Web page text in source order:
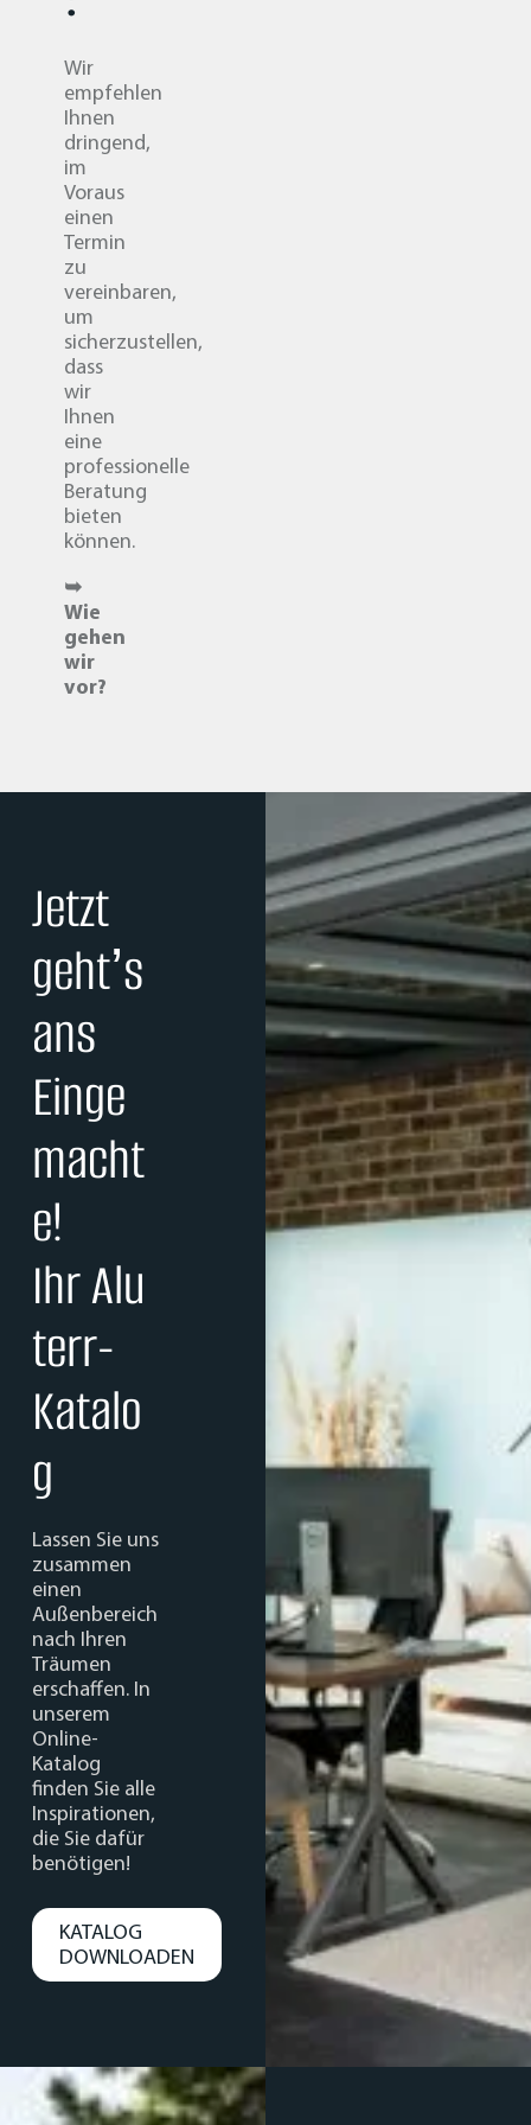
Wir
empfehlen
Ihnen
dringend,
im
Voraus
einen
Termin
zu
vereinbaren,
um
sicherzustellen,
dass
wir
Ihnen
eine
professionelle
Beratung
bieten
können.
➥
Wie
gehen
wir
vor?
Jetzt
geht’s
ans
Einge
macht
e!
Ihr Alu
terr-
Katalo
g
Lassen Sie uns
zusammen
einen
Außenbereich
nach Ihren
Träumen
erschaffen. In
unserem
Online-
Katalog
finden Sie alle
Inspirationen,
die Sie dafür
benötigen!
KATALOG
DOWNLOADEN